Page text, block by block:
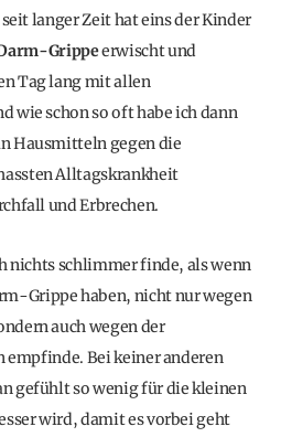
langer Zeit hat eins der Kinder
Grippeerwischt und
Tag lang mit allen
wie schon so oft habe ich dann
Hausmitteln gegen die
Alltagskrankheit
und Erbrechen.
nichts schlimmer finde, als wenn
Grippe haben, nicht nur wegen
auch wegen der
Bei keiner anderen
gefühlt so wenig für die kleinen
wird, damit es vorbei geht